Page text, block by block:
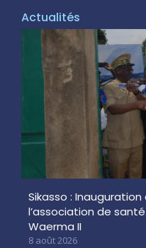
Actualités
Sikasso :
l’association de
Waerma II
8 août 2026